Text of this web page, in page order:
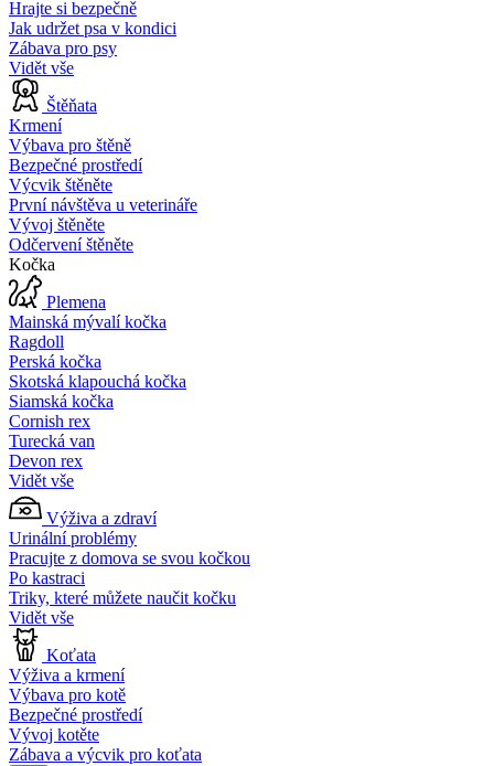
Hrajte si bezpečně
Jak udržet psa v kondici
Zábava pro psy
Vidět vše
Štěňata
Krmení
Výbava pro štěně
Bezpečné prostředí
Výcvik štěněte
První návštěva u veterináře
Vývoj štěněte
Odčervení štěněte
Kočka
Plemena
Mainská mývalí kočka
Ragdoll
Perská kočka
Skotská klapouchá kočka
Siamská kočka
Cornish rex
Turecká van
Devon rex
Vidět vše
Výživa a zdraví
Urinální problémy
Pracujte z domova se svou kočkou
Po kastraci
Triky, které můžete naučit kočku
Vidět vše
Koťata
Výživa a krmení
Výbava pro kotě
Bezpečné prostředí
Vývoj kotěte
Zábava a výcvik pro koťata